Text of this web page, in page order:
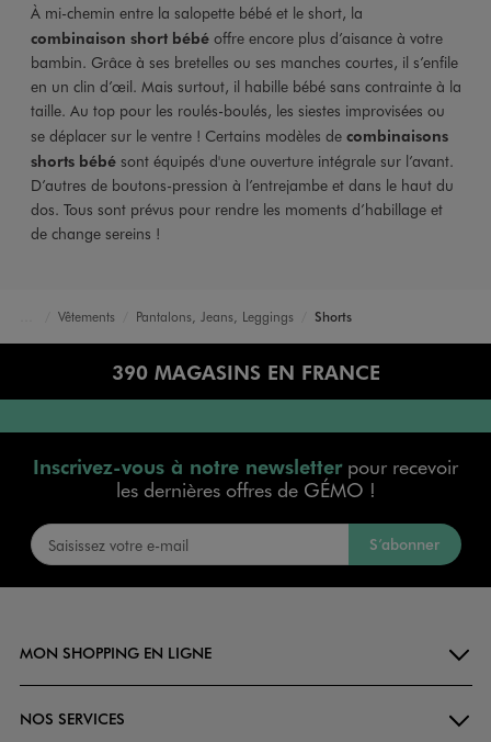
À mi-chemin entre la salopette bébé et le short, la
combinaison short bébéoffre encore plus d’aisance à votre
bambin. Grâce à ses bretelles ou ses manches courtes, il s’enfile
en un clin d’œil. Mais surtout, il habille bébé sans contrainte à la
taille. Au top pour les roulés-boulés, les siestes improvisées ou
se déplacer sur le ventre ! Certains modèles de combinaisons
shorts bébésont équipés d'une ouverture intégrale sur l’avant.
D’autres de boutons-pression à l’entrejambe et dans le haut du
dos. Tous sont prévus pour rendre les moments d’habillage et
de change sereins !
Vêtements Pantalons, Jeans, Leggings Shorts
390 MAGASINS EN FRANCE
Inscrivez-vous à notre newsletterpour recevoir
les dernières offres de GÉMO !
S’abonner
MON SHOPPING EN LIGNE
NOS SERVICES